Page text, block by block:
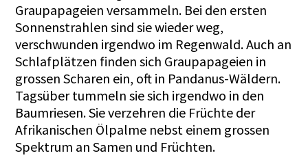
Graupapageien versammeln. Bei den ersten
Sonnenstrahlen sind sie wieder weg,
verschwunden irgendwo im Regenwald. Auch an
Schlafplätzen finden sich Graupapageien in
grossen Scharen ein, oft in Pandanus-Wäldern.
Tagsüber tummeln sie sich irgendwo in den
Baumriesen. Sie verzehren die Früchte der
Afrikanischen Ölpalme nebst einem grossen
Spektrum an Samen und Früchten.